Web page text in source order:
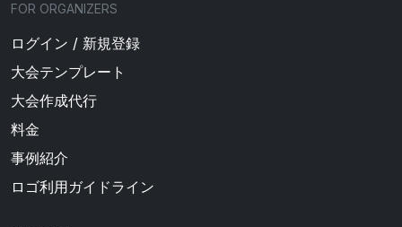
FOR ORGANIZERS
ログイン / 新規登録
大会テンプレート
大会作成代行
料金
事例紹介
ロゴ利用ガイドライン